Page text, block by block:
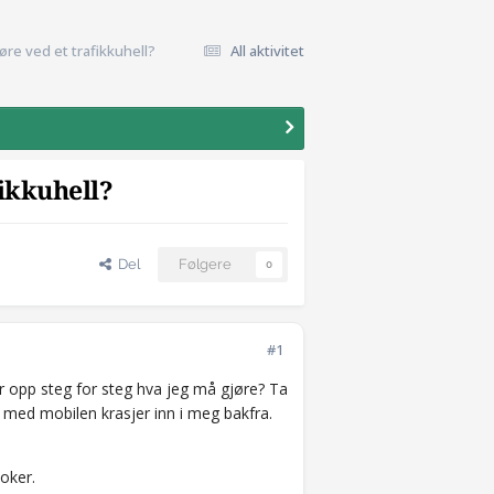
All aktivitet
ved et trafikkuhell?
Del Følgere 0
#1
opp steg for steg hva jeg må gjøre? Ta
mobilen krasjer inn i meg bakfra.